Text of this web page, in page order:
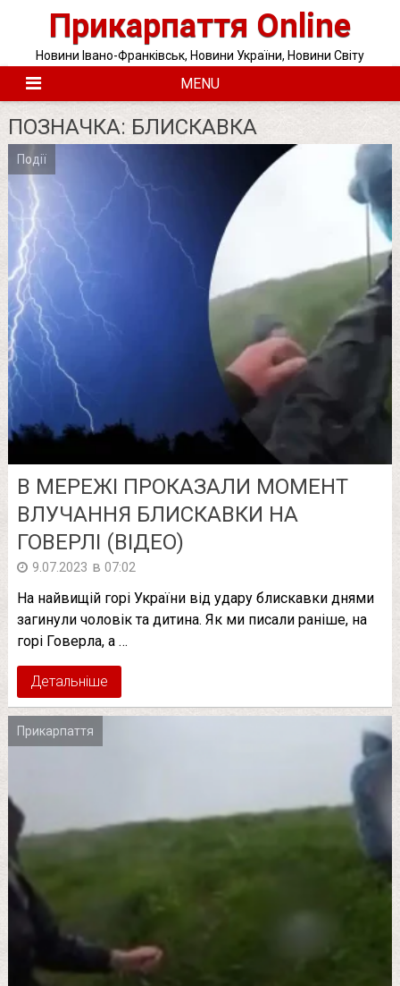
Прикарпаття Online
Новини Івано-Франківськ, Новини України, Новини Світу
MENU
ПОЗНАЧКА: БЛИСКАВКА
Події
В МЕРЕЖІ ПРОКАЗАЛИ МОМЕНТ
ВЛУЧАННЯ БЛИСКАВКИ НА
ГОВЕРЛІ (ВІДЕО)
9.07.2023 в 07:02
На найвищій горі України від удару блискавки днями
загинули чоловік та дитина. Як ми писали раніше, на
горі Говерла, а …
Детальніше
Прикарпаття
Posts
pagination